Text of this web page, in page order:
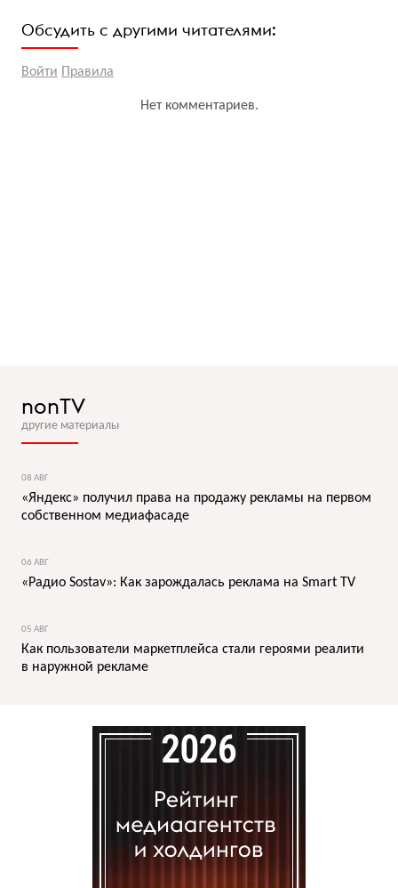
Обсудить с другими читателями:
Войти Правила
Нет комментариев.
nonTV
другие материалы
08 АВГ
«Яндекс» получил права на продажу рекламы на первом
собственном медиафасаде
06 АВГ
«Радио Sostav»: Как зарождалась реклама на Smart TV
05 АВГ
Как пользователи маркетплейса стали героями реалити
в наружной рекламе